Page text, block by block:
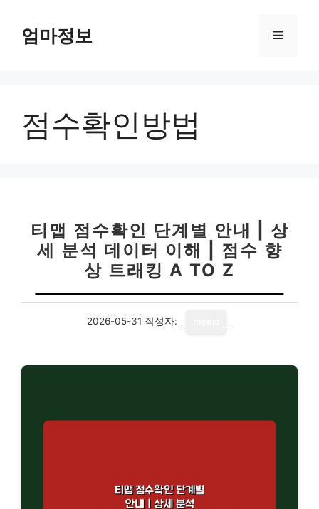
엄마정보 메
점수확인방법
티맵 점수확인 단계별 안내 | 상
세 분석 데이터 이해 | 점수 향
상 트래킹 A TO Z
2026-05-31 작성자: